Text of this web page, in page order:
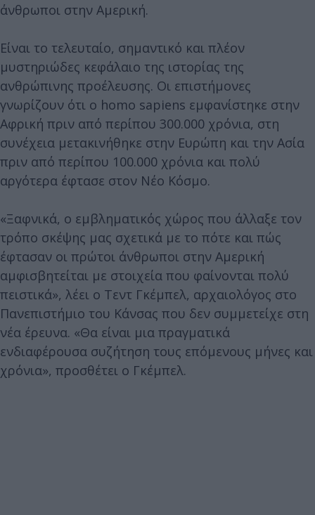
άνθρωποι στην Αμερική.
Είναι το τελευταίο, σημαντικό και πλέον
μυστηριώδες κεφάλαιο της ιστορίας της
ανθρώπινης προέλευσης. Οι επιστήμονες
γνωρίζουν ότι ο homo sapiens εμφανίστηκε στην
Αφρική πριν από περίπου 300.000 χρόνια, στη
συνέχεια μετακινήθηκε στην Ευρώπη και την Ασία
πριν από περίπου 100.000 χρόνια και πολύ
αργότερα έφτασε στον Νέο Κόσμο.
«Ξαφνικά, ο εμβληματικός χώρος που άλλαξε τον
τρόπο σκέψης μας σχετικά με το πότε και πώς
έφτασαν οι πρώτοι άνθρωποι στην Αμερική
αμφισβητείται με στοιχεία που φαίνονται πολύ
πειστικά», λέει ο Τεντ Γκέμπελ, αρχαιολόγος στο
Πανεπιστήμιο του Κάνσας που δεν συμμετείχε στη
νέα έρευνα. «Θα είναι μια πραγματικά
ενδιαφέρουσα συζήτηση τους επόμενους μήνες και
χρόνια», προσθέτει ο Γκέμπελ.